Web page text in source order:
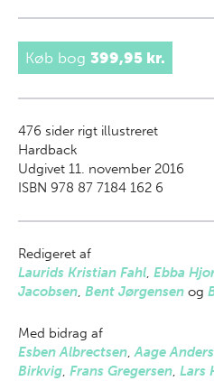
Køb bog 399,95 kr.
476 sider rigt illustreret
Hardback
Udgivet 11. november 2016
ISBN 978 87 7184 162 6
Redigeret af
Laurids Kristian Fahl, Ebba
Jacobsen, Bent Jørgensen og
Med bidrag af
Esben Albrectsen,Aage
Birkvig, Frans Gregersen, Lars